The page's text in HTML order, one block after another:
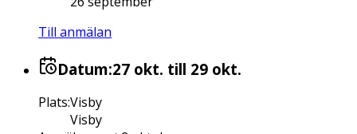
Till anmälan
Datum:27 okt. till 29 okt.
Plats:Visby
Visby